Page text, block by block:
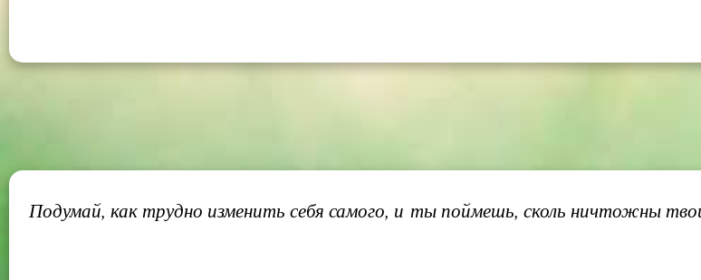
Подумай, как трудно изменить себя самого, и ты поймешь, сколь ничтожны